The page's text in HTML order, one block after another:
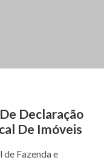
Declaração
De Imóveis
Fazenda e